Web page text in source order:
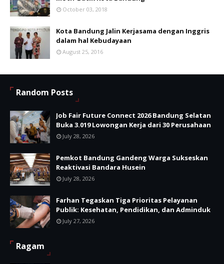
October 03, 2018
Kota Bandung Jalin Kerjasama dengan Inggris
dalam hal Kebudayaan
August 25, 2016
Random Posts
Job Fair Future Connect 2026 Bandung Selatan
Buka 3.019 Lowongan Kerja dari 30 Perusahaan
July 28, 2026
Pemkot Bandung Gandeng Warga Sukseskan
Reaktivasi Bandara Husein
July 28, 2026
Farhan Tegaskan Tiga Prioritas Pelayanan
Publik: Kesehatan, Pendidikan, dan Adminduk
July 27, 2026
Ragam